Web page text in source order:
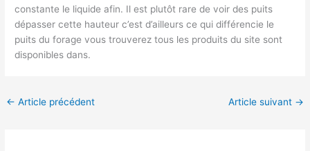
constante le liquide afin. Il est plutôt rare de voir des puits
dépasser cette hauteur c’est d’ailleurs ce qui différencie le
puits du forage vous trouverez tous les produits du site sont
disponibles dans.
← Article précédent Article suivant →